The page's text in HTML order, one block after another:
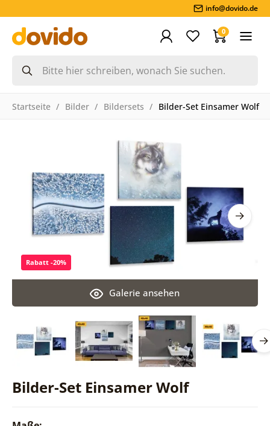
info@dovido.de
0
Startseite Bilder Bildersets Bilder-Set Einsamer Wolf
Bilder-Set Einsamer Wolf
Galerie ansehen
Rabatt -20%